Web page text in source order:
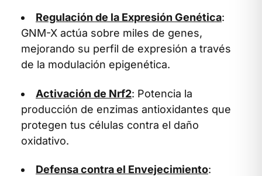
Regulación de la Expresión Genética:
GNM-X actúa sobre miles de genes,
mejorando su perfil de expresión a través
de la modulación epigenética.
Activación de Nrf2: Potencia la
producción de enzimas antioxidantes que
protegen tus células contra el daño
oxidativo.
Defensa contra el Envejecimiento: